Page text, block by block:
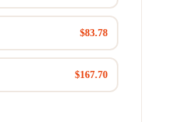
$83.78
$167.70